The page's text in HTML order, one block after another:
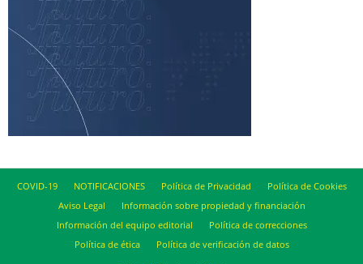
COVID-19 NOTIFICACIONES Política de Privacidad
Política de Cookies
Aviso Legal
Información sobre propiedad y financiación
Información del equipo editorial
Política de correcciones
Política de ética
Política de verificación de datos